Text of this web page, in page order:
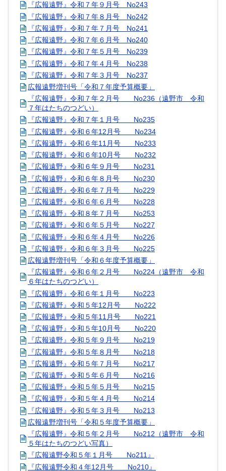
『広報遠野』令和７年９月号 No243
『広報遠野』令和７年８月号 No242
『広報遠野』令和７年７月号 No241
『広報遠野』令和７年６月号 No240
『広報遠野』令和７年５月号 No239
『広報遠野』令和７年４月号 No238
『広報遠野』令和７年３月号 No237
広報遠野増刊号「令和７年度予算概要」
『広報遠野』令和７年２月号 No236（遠野市 令和
７年はたちのつどい）
『広報遠野』令和７年１月号 No235
『広報遠野』令和６年12月号 No234
『広報遠野』令和６年11月号 No233
『広報遠野』令和６年10月号 No232
『広報遠野』令和６年９月号 No231
『広報遠野』令和６年８月号 No230
『広報遠野』令和６年７月号 No229
『広報遠野』令和６年６月号 No228
『広報遠野』令和８年７月号 No253
『広報遠野』令和６年５月号 No227
『広報遠野』令和６年４月号 No226
『広報遠野』令和６年３月号 No225
広報遠野増刊号「令和６年度予算概要」
『広報遠野』令和６年２月号 No224（遠野市 令和
６年はたちのつどい）
『広報遠野』令和６年１月号 No223
『広報遠野』令和５年12月号 No222
『広報遠野』令和５年11月号 No221
『広報遠野』令和５年10月号 No220
『広報遠野』令和５年９月号 No219
『広報遠野』令和５年８月号 No218
『広報遠野』令和５年７月号 No217
『広報遠野』令和５年６月号 No216
『広報遠野』令和５年５月号 No215
『広報遠野』令和５年４月号 No214
『広報遠野』令和５年３月号 No213
広報遠野増刊号「令和５年度予算概要」
『広報遠野』令和５年２月号 No212（遠野市 令和
５年はたちのつどい写真）
『広報遠野令和５年１月号 No211』
『広報遠野令和４年12月号 No210』